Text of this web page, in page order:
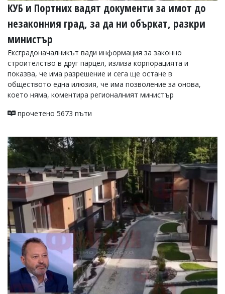
КУБ и Портних вадят документи за имот до
незаконния град, за да ни объркат, разкри
министър
Ексградоначалникът вади информация за законно
строителство в друг парцел, излиза корпорацията и
показва, че има разрешение и сега ще остане в
обществото една илюзия, че има позволение за онова,
което няма, коментира регионалният министър
прочетено 5673 пъти